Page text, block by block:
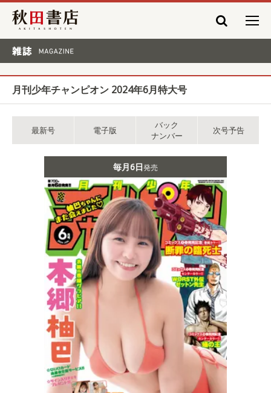
秋田書店
月刊少年チャンピオン 2024年6月特大号
最新号 電子版
バック
ナンバー
次号予告
毎月6日発売